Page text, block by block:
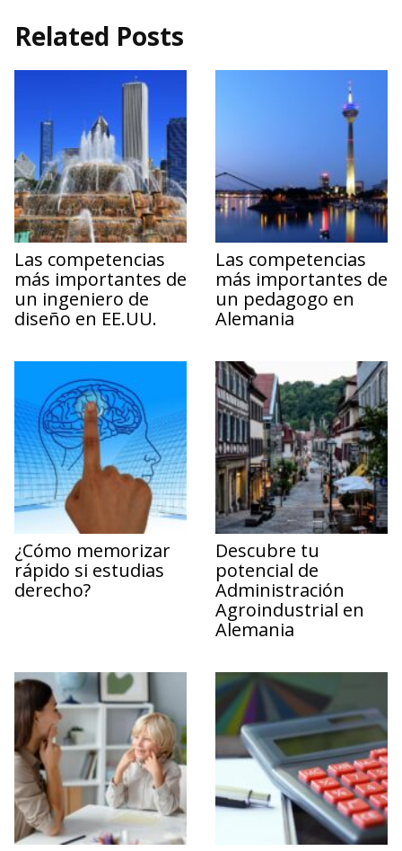
Related Posts
Las competencias
más importantes de
un ingeniero de
diseño en EE.UU.
Las competencias
más importantes de
un pedagogo en
Alemania
¿Cómo memorizar
rápido si estudias
derecho?
Descubre tu
potencial de
Administración
Agroindustrial en
Alemania